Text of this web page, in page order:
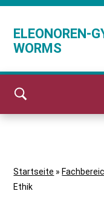
ELEONOREN-
WORMS
Startseite »
Ethik